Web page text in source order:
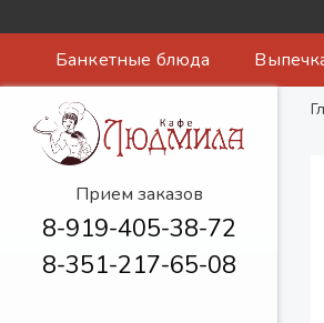
Банкетные блюда
Прием заказов
8-919-405-38-72
8-351-217-65-08